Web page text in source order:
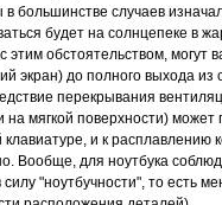
большинстве случаев
будет на солнцепеке в
обстоятельством, могут
экран) до полного выхода
перекрывания
мягкой поверхности) может
и к расплавлению
Вообще, для ноутбука
"ноутбучности", то есть